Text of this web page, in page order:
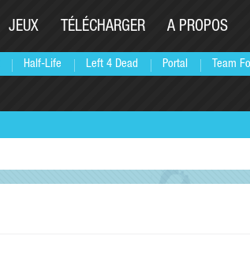
Half-Life Left 4 Dead Portal Team
JEUX TÉLÉCHARGER A PROPOS